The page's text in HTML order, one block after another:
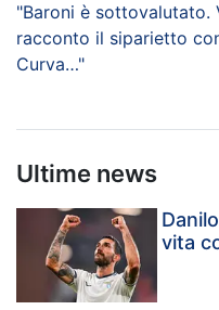
"Baroni è sottovalutato.
racconto il siparietto
Curva…"
Ultime news
vita